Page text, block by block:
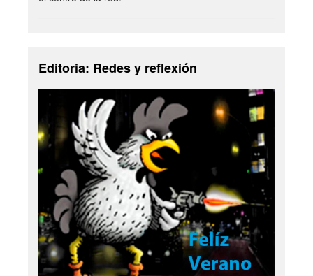
Editoria: Redes y reflexión